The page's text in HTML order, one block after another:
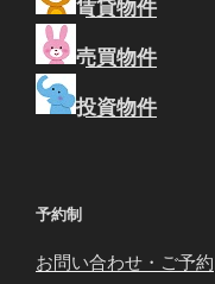
賃貸物件
売買物件
投資物件
予約制
お問い合わせ・ご予約